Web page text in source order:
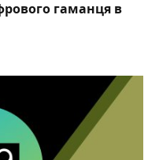
гаманця в